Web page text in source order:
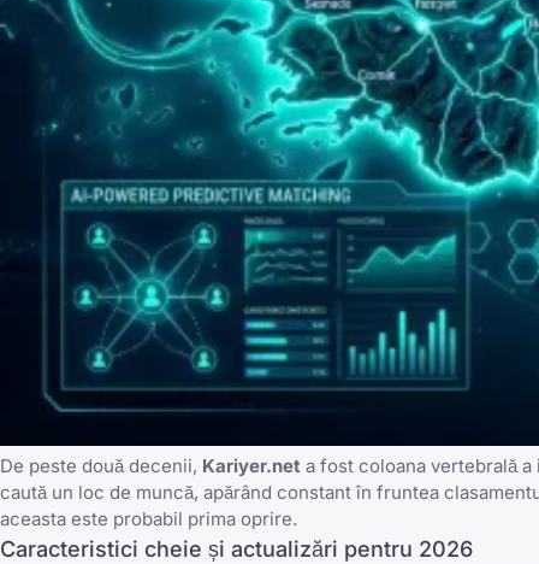
De peste două decenii, Kariyer.net a fost coloana vertebrală
caută un loc de muncă, apărând constant în fruntea
aceasta este probabil prima oprire.
Caracteristici cheie și actualizări pentru 2026